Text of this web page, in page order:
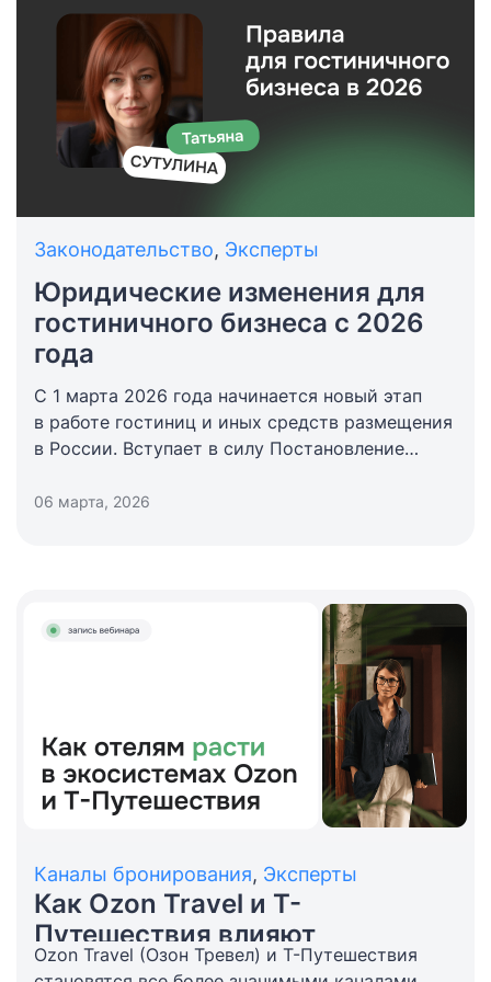
стабилизировать команду. В статье собраны
ключевые практические выводы.
Законодательство, Эксперты
Юридические изменения для
гостиничного бизнеса с 2026
года
С 1 марта 2026 года начинается новый этап
в работе гостиниц и иных средств размещения
в России. Вступает в силу Постановление
утверждающее новые Правила предоставления
и защищенными с точки зрения закона.
06 марта, 2026
Каналы бронирования, Эксперты
Как Ozon Travel и T-
Путешествия влияют
на доходы отелей
Ozon Travel (Озон Тревел) и Т-Путешествия